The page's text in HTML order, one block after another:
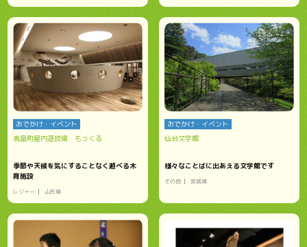
おでかけ・イベント
高畠町屋内遊技場 もっくる
季節や天候を気にすることなく遊べる木
育施設
レジャー 山形県
おでかけ・イベント
仙台文学館
様々なことばに出あえる文学館です
その他 宮城県